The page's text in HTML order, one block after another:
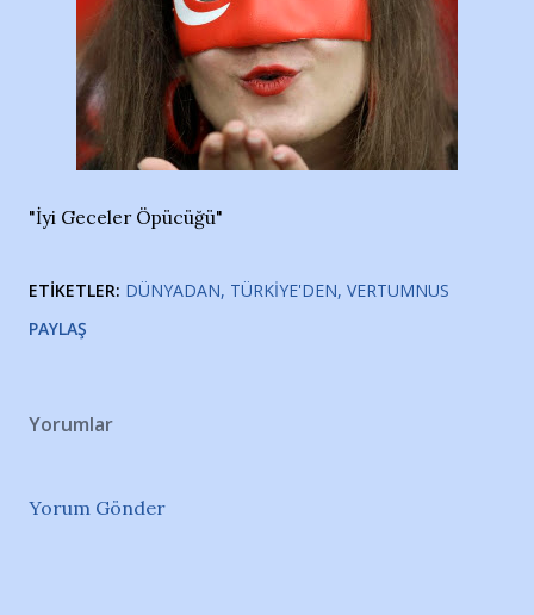
"İyi Geceler Öpücüğü"
ETIKETLER: DÜNYADAN TÜRKIYE'DEN VERTUMNUS
PAYLAŞ
Yorumlar
Yorum Gönder